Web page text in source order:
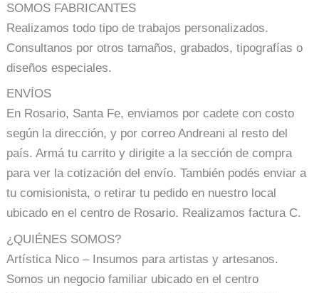
SOMOS FABRICANTES
Realizamos todo tipo de trabajos personalizados.
Consultanos por otros tamaños, grabados, tipografías o
diseños especiales.
ENVÍOS
En Rosario, Santa Fe, enviamos por cadete con costo
según la dirección, y por correo Andreani al resto del
país. Armá tu carrito y dirigite a la sección de compra
para ver la cotización del envío. También podés enviar a
tu comisionista, o retirar tu pedido en nuestro local
ubicado en el centro de Rosario. Realizamos factura C.
¿QUIÉNES SOMOS?
Artística Nico – Insumos para artistas y artesanos.
Somos un negocio familiar ubicado en el centro